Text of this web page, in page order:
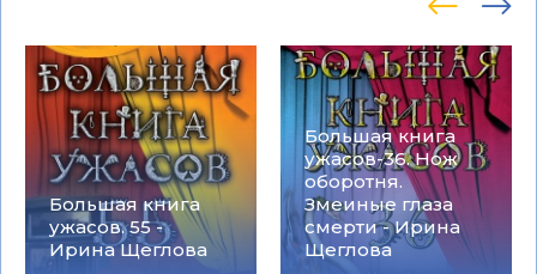
Большая книга
ужасов. 55 -
Ирина Щеглова
Большая книга
ужасов-36. Нож
оборотня.
Змеиные глаза
смерти - Ирина
Щеглова